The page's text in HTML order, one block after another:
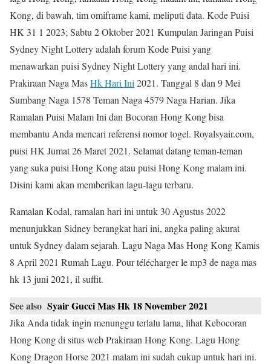
Kong, di bawah, tim omiframe kami, meliputi data. Kode Puisi
HK 31 1 2023; Sabtu 2 Oktober 2021 Kumpulan Jaringan Puisi
Sydney Night Lottery adalah forum Kode Puisi yang
menawarkan puisi Sydney Night Lottery yang andal hari ini.
Prakiraan Naga MasHk Hari Ini2021. Tanggal 8 dan 9 Mei
Sumbang Naga 1578 Teman Naga 4579 Naga Harian. Jika
Ramalan Puisi Malam Ini dan Bocoran Hong Kong bisa
membantu Anda mencari referensi nomor togel. Royalsyair.com,
puisi HK Jumat 26 Maret 2021. Selamat datang teman-teman
yang suka puisi Hong Kong atau puisi Hong Kong malam ini.
Disini kami akan memberikan lagu-lagu terbaru.
Ramalan Kodal, ramalan hari ini untuk 30 Agustus 2022
menunjukkan Sidney berangkat hari ini, angka paling akurat
untuk Sydney dalam sejarah. Lagu Naga Mas Hong Kong Kamis
8 April 2021 Rumah Lagu. Pour télécharger le mp3 de naga mas
hk 13 juni 2021, il suffit.
See also Syair Gucci Mas Hk 18 November 2021
Jika Anda tidak ingin menunggu terlalu lama, lihat Kebocoran
Hong Kong di situs web Prakiraan Hong Kong. Lagu Hong
Kong Dragon Horse 2021 malam ini sudah cukup untuk hari ini.